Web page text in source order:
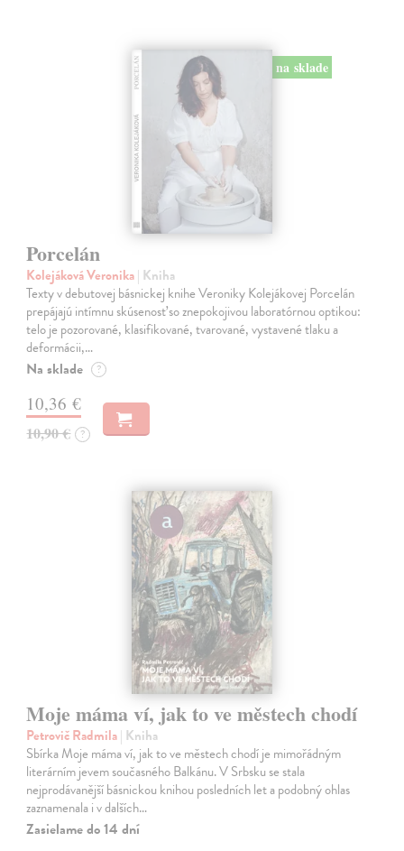
na sklade
Porcelán
Kolejáková Veronika| Kniha
Texty v debutovej básnickej knihe Veroniky Kolejákovej Porcelán
prepájajú intímnu skúsenosť so znepokojivou laboratórnou optikou:
telo je pozorované, klasifikované, tvarované, vystavené tlaku a
deformácii,…
Na sklade ?
10,36 €
10,90 € ?
Moje máma ví, jak to ve městech chodí
Petrovič Radmila| Kniha
Sbírka Moje máma ví, jak to ve městech chodí je mimořádným
literárním jevem současného Balkánu. V Srbsku se stala
nejprodávanější básnickou knihou posledních let a podobný ohlas
zaznamenala i v dalších…
Zasielame do 14 dní